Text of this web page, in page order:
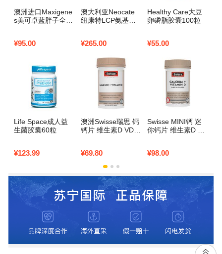
澳洲进口Maxigene
s美可卓蓝胖子全脂
妇中老年成人奶粉
¥95.00
澳大利亚Neocate
纽康特LCP氨基酸
¥265.00
Healthy Care大豆
卵磷脂胶囊100粒
¥55.00
Life Space成人益
生菌胶囊60粒
¥123.99
澳洲Swisse瑞思 钙
钙片 维生素D VD
孕孕妇中老年补钙
澳大利亚进口
¥69.80
Swisse MINI钙 迷
你钙片 维生素D VD
孕孕妇中老年补钙
¥98.00